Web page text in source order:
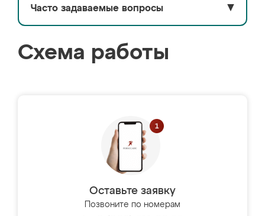
Часто задаваемые вопросы ▼
Схема работы
Оставьте заявку
Позвоните по номерам